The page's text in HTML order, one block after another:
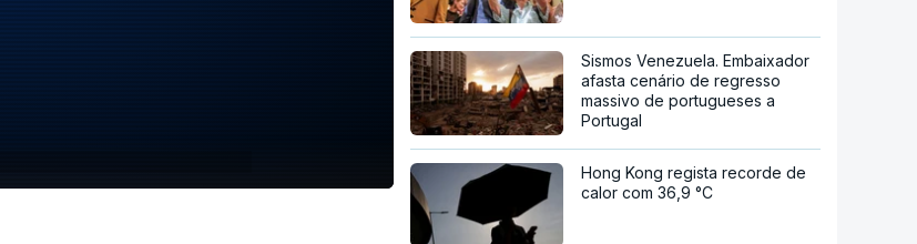
Sismos Venezuela. Embaixador
afasta cenário de regresso
massivo de portugueses a
Portugal
Hong Kong regista recorde de
calor com 36,9 °C